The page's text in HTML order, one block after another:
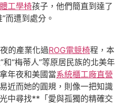
工學椅孩子，他們簡直到達了
而遭到處分。
的產業化過ROG電競椅程，本
和“梅蒂人”等原居民族的北美年
年夜和美國當系統櫃工廠直營
近而她的圓規，則像一把知識
中尋找**「愛與孤獨的精確交